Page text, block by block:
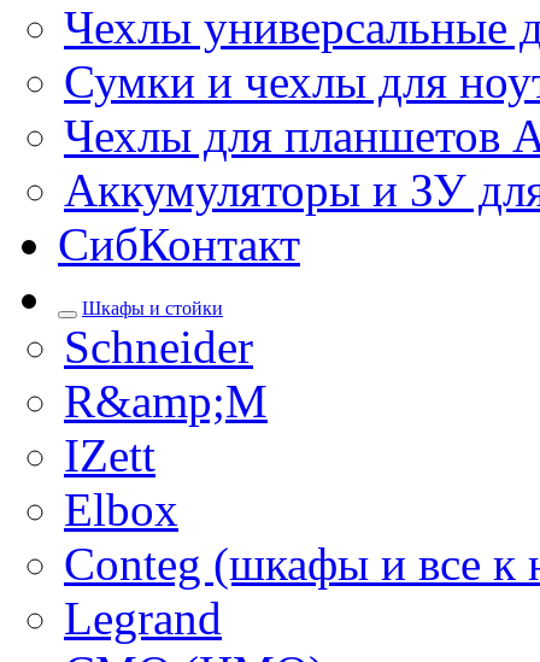
Чехлы универсальные
Сумки и чехлы для
Чехлы для планшетов
Аккумуляторы и ЗУ
СибКонтакт
Шкафы и стойки
Schneider
R&amp;M
IZett
Elbox
Conteg (шкафы и все к
Legrand